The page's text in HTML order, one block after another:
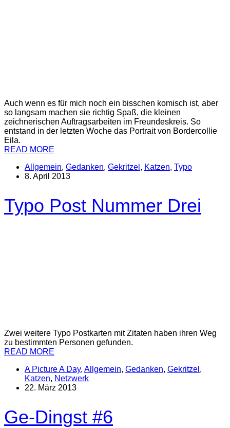
Auch wenn es für mich noch ein bisschen komisch ist, aber
so langsam machen sie richtig Spaß, die kleinen
zeichnerischen Auftragsarbeiten im Freundeskreis. So
entstand in der letzten Woche das Portrait von Bordercollie
Eila.
READ MORE
Allgemein, Gedanken, Gekritzel , Katzen, Typo
8. April 2013
Typo Post Nummer Drei
Zwei weitere Typo Postkarten mit Zitaten haben ihren Weg
zu bestimmten Personen gefunden.
READ MORE
A Picture A Day, Allgemein, Gedanken, Gekritzel ,
Katzen, Netzwerk
22. März 2013
Ge-Dingst #6